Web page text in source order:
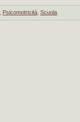
Psicomotricità Scuola